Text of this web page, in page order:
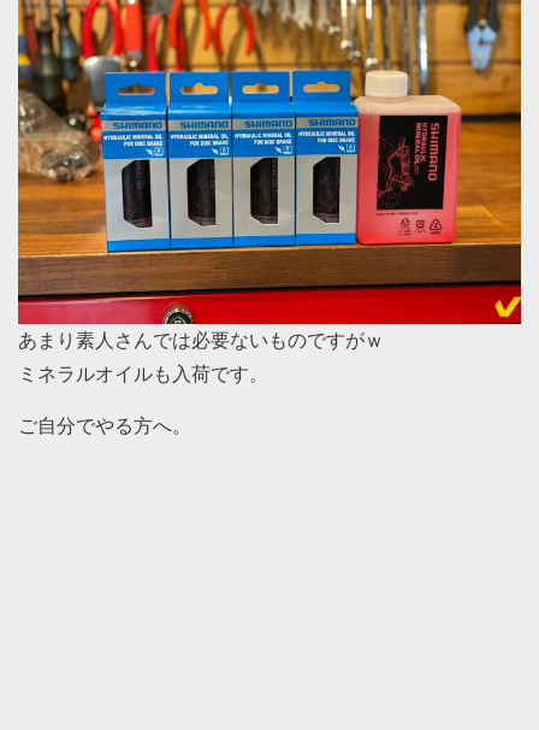
あまり素人さんでは必要ないものですがｗ
ミネラルオイルも入荷です。
ご自分でやる方へ。